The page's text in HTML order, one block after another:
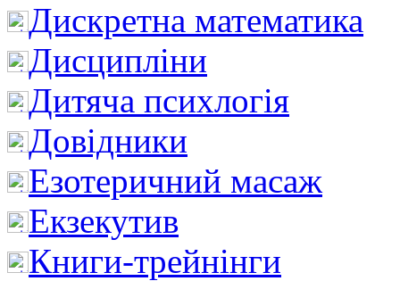
Дискретна математика
Дисципліни
Дитяча психлогія
Довідники
Езотеричний масаж
Екзекутив
Книги-трейнінги